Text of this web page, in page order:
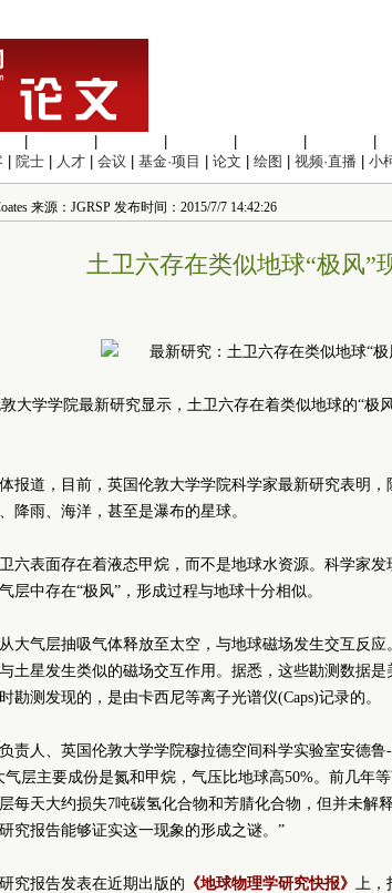
院士 人才 会议 基金·项目 论文 绘图 视频·直播 小
来源：JGRSP 发布时间：2015/7/7 14:42:26
土卫六存在类似地球“极风”
大学学院最新研究显示，土卫六存在着类似地球的“极
报道，目前，英国伦敦大学学院科学家最新研究表明
降雨、海洋，甚至是瀑布的星球。
六表面存在着液态甲烷，而不是地球水资源。科学家
层中存在“极风”，形成过程与地球十分相似。
大气层抽吸气体释放至太空，与地球磁场发生交互反
土星发生类似的磁场交互作用。据悉，这些勘测数据
勘测发现的，是由卡西尼等离子光谱仪(Caps)记录的。
责人、英国伦敦大学学院穆拉德空间科学实验室安德鲁-
气层主要成份是氮和甲烷，气压比地球高50%。前几年
每天大约损失7吨碳氢化合物和芳腈化合物，但并未解
究报告能够证实这一现象的形成之谜。”
究报告发表在近期出版的 《地球物理学研究快报》 上，